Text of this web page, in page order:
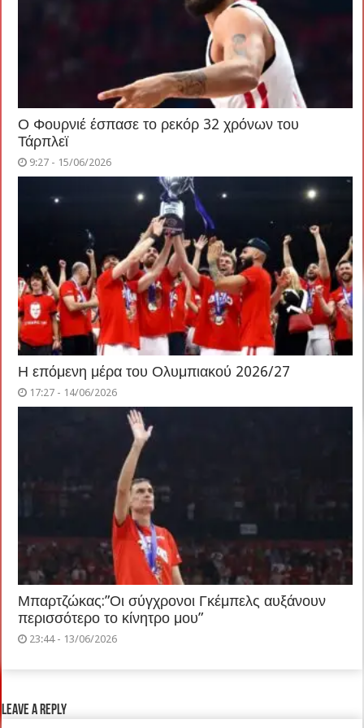
Ο Φουρνιέ έσπασε το ρεκόρ 32 χρόνων του
Τάρπλεϊ
9:27 - 15/06/2026
Η επόμενη μέρα του Ολυμπιακού 2026/27
17:27 - 14/06/2026
Μπαρτζώκας:”Οι σύγχρονοι Γκέμπελς αυξάνουν
περισσότερο το κίνητρο μου”
23:44 - 13/06/2026
Leave a Reply